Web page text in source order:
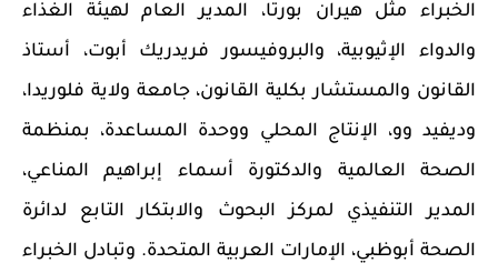
الخبراء مثل هيران بورتا، المدير العام لهيئة الغذاء
والدواء الإثيوبية، والبروفيسور فريدريك أبوت، أستاذ
القانون والمستشار بكلية القانون، جامعة ولاية فلوريدا،
وديفيد وو، الإنتاج المحلي ووحدة المساعدة، بمنظمة
الصحة العالمية والدكتورة أسماء إبراهيم المناعي،
المدير التنفيذي لمركز البحوث والابتكار التابع لدائرة
الصحة أبوظبي، الإمارات العربية المتحدة. وتبادل الخبراء